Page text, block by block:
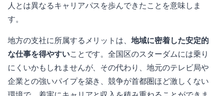
人とは異なるキャリアパスを歩んできたことを意味しま
す。
地方の支社に所属するメリットは、地域に密着した安定的
な仕事を得やすいことです。全国区のスターダムには乗り
にくいかもしれませんが、その代わり、地元のテレビ局や
企業との強いパイプを築き、競争が首都圏ほど激しくない